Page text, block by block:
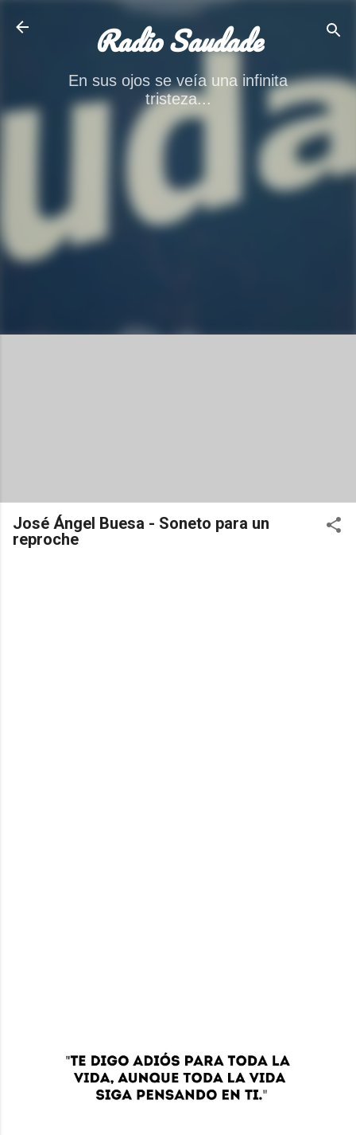
Radio Saudade
En sus ojos se veía una infinita
tristeza...
José Ángel Buesa - Soneto para un
reproche